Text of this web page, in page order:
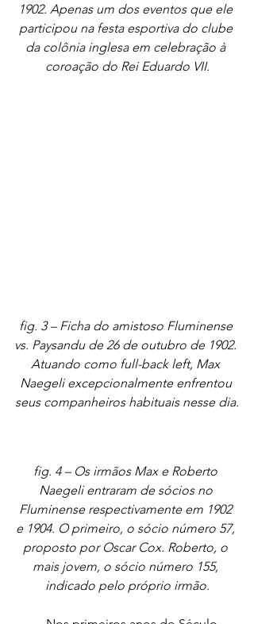
1902. Apenas um dos eventos que ele
participou na festa esportiva do clube
da colônia inglesa em celebração à
coroação do Rei Eduardo VII.
fig. 3 – Ficha do amistoso Fluminense
vs. Paysandu de 26 de outubro de 1902.
Atuando como full-back left, Max
Naegeli excepcionalmente enfrentou
seus companheiros habituais nesse dia.
fig. 4 – Os irmãos Max e Roberto
Naegeli entraram de sócios no
Fluminense respectivamente em 1902
e 1904. O primeiro, o sócio número 57,
proposto por Oscar Cox. Roberto, o
mais jovem, o sócio número 155,
indicado pelo próprio irmão.